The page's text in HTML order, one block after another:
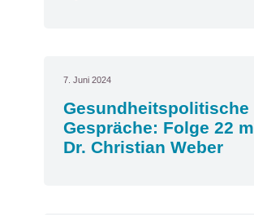
7. Juni 2024
Gesundheitspolitische
Gespräche: Folge 22
Dr. Christian Weber